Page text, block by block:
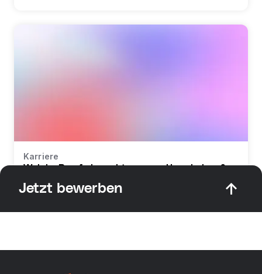
Karriere
Welche Berufe braucht man zur Umschulung?
Jetzt bewerben